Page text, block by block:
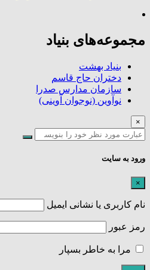
مجموعه‌های بنیاد
بنیاد بهشت
دختران حاج قاسم
سازمان مدارس صدرا
نوآوین (نوجوان آوینی)
×
ورود به سایت
×
نام کاربری یا نشانی ایمیل
رمز عبور
مرا به خاطر بسپار